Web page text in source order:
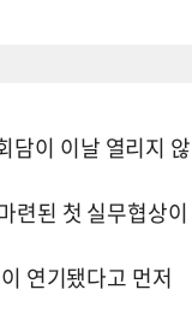
담이 이날 열리지 않
련된 첫 실무협상이
연기됐다고 먼저